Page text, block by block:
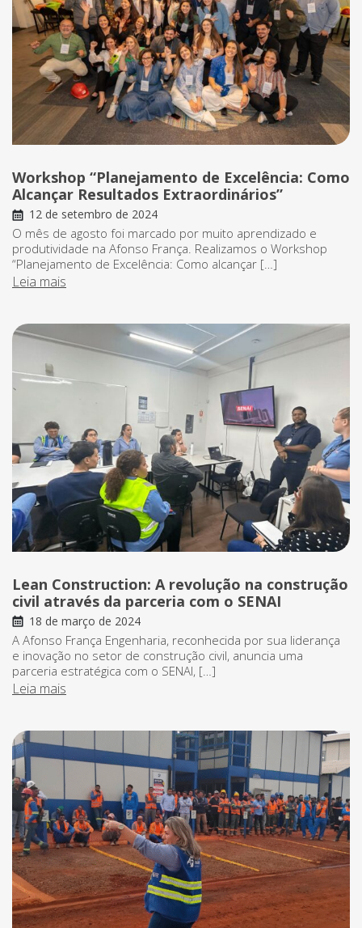
Workshop “Planejamento de Excelência: Como
Alcançar Resultados Extraordinários”
12 de setembro de 2024
O mês de agosto foi marcado por muito aprendizado e
produtividade na Afonso França. Realizamos o Workshop
“Planejamento de Excelência: Como alcançar […]
Leia mais
Lean Construction: A revolução na construção
civil através da parceria com o SENAI
18 de março de 2024
A Afonso França Engenharia, reconhecida por sua liderança
e inovação no setor de construção civil, anuncia uma
parceria estratégica com o SENAI, […]
Leia mais